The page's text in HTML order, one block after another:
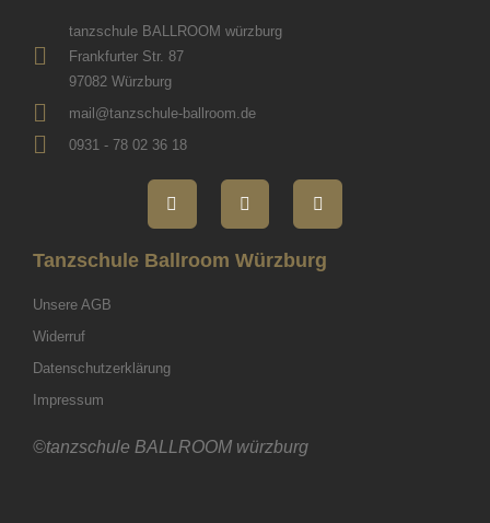
tanzschule BALLROOM würzburg
Frankfurter Str. 87
97082 Würzburg
mail@tanzschule-ballroom.de
0931 - 78 02 36 18
Tanzschule Ballroom Würzburg
Unsere AGB
Widerruf
Datenschutzerklärung
Impressum
©tanzschule BALLROOM würzburg